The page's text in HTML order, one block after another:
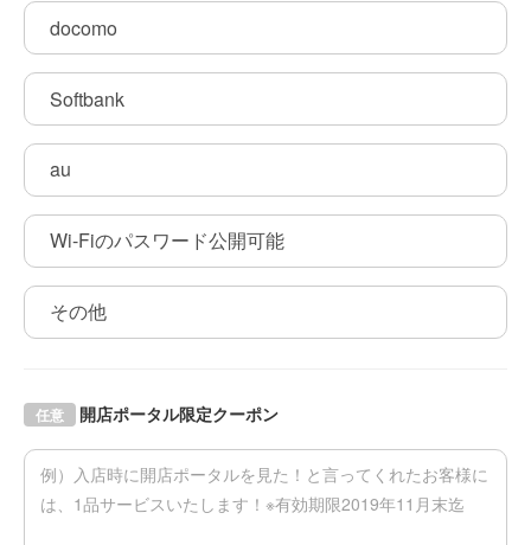
docomo
Softbank
au
Wi-Fiのパスワード公開可能
その他
開店ポータル限定クーポン
任意